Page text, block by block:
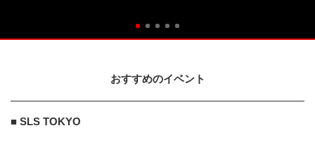
おすすめのイベント
■ SLS TOKYO